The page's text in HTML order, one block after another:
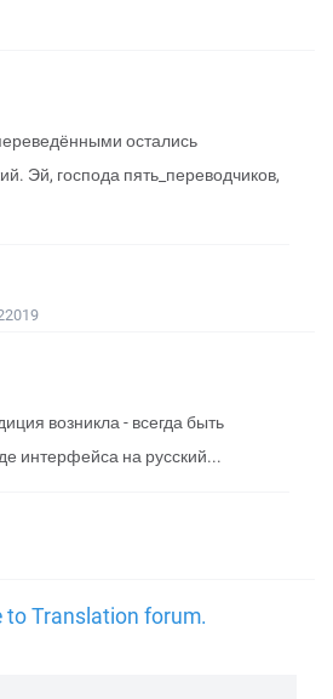
остались
Эй, господа пять_переводчиков,
возникла - всегда быть
интерфейса на русский...
to Translation forum.